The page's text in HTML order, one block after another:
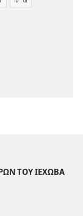
Επιλογές
ΤΟΥ ΙΕΧΩΒΑ